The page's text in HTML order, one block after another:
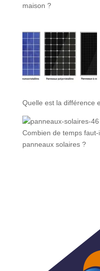
maison ?
Quelle est la différence
Combien de temps
panneaux solaires ?